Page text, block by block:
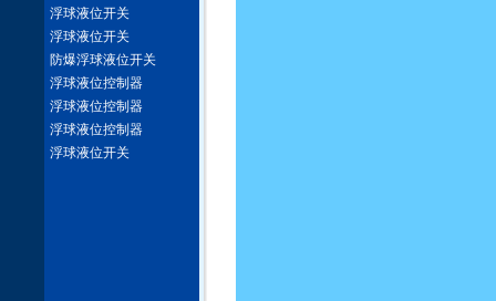
浮球液位开关
浮球液位开关
防爆浮球液位开关
浮球液位控制器
浮球液位控制器
浮球液位控制器
浮球液位开关